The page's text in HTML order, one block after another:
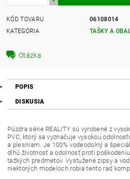
KÓD TOVARU
06108014
KATEGÓRIA
TAŠKY A
Otázka
POPIS
DISKUSIA
Púzdra série REALITY sú vyrobené z
PVC, ktorý sa vyznačuje vysokou
a plesniam. Je 100% vodeodolný a
dlhú životnosť a odolnosť proti
tažkých predmetov. Vystužené zipsy a
niektorých modeloch robia tento rad